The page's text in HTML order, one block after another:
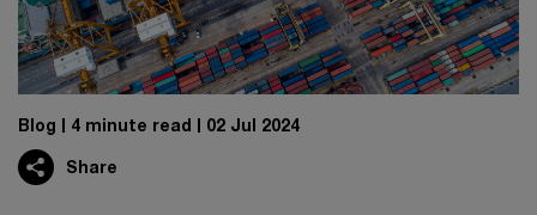
Blog 4 minute read 02 Jul 2024
Share